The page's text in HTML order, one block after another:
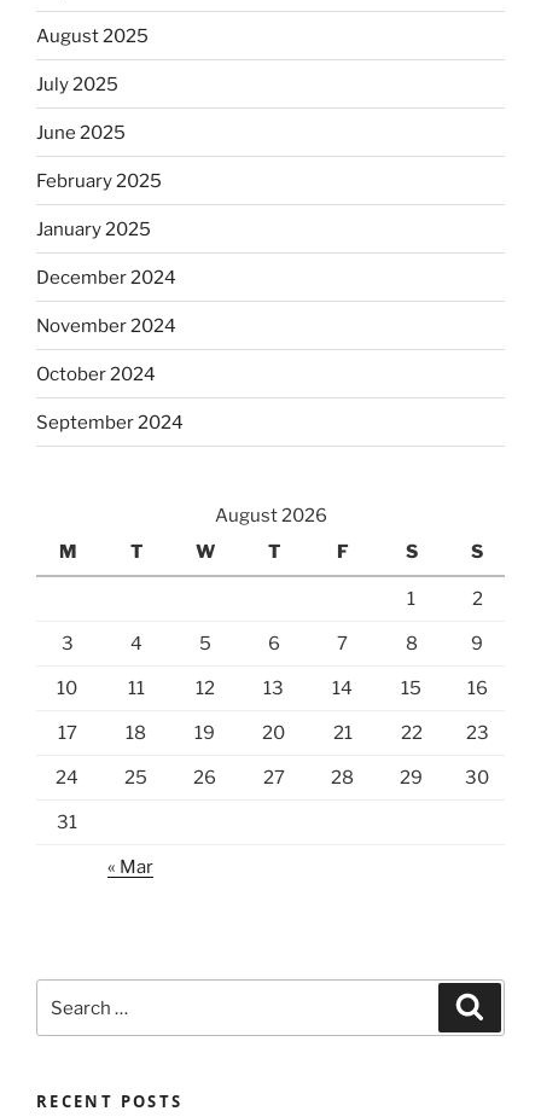
August 2025
July 2025
June 2025
February 2025
January 2025
December 2024
November 2024
October 2024
September 2024
August 2026
M
T W T F S S
1 2
3 4 5 6 7 8 9
10 11 12 13 14 15 16
17 18 19 20 21 22 23
24 25 26 27 28 29 30
31
« Mar
for:
RECENT POSTS